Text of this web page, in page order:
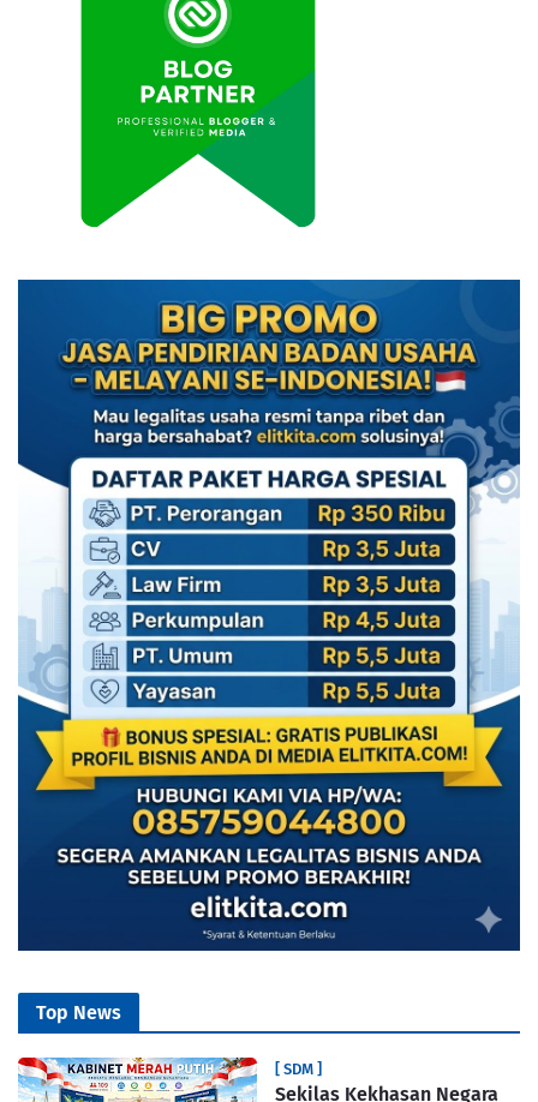
Top News
[ SDM ]
Sekilas Kekhasan Negara